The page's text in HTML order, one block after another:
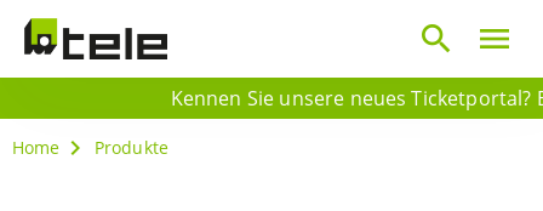
Kennen Sie unsere neues
menu
search
Home Produkte